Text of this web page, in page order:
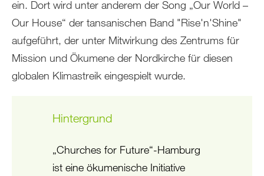
ein. Dort wird unter anderem der Song „Our World –
Our House“ der tansanischen Band "Rise'n'Shine"
aufgeführt, der unter Mitwirkung des Zentrums für
Mission und Ökumene der Nordkirche für diesen
globalen Klimastreik eingespielt wurde.
Hintergrund
„Churches for Future“-Hamburg
ist eine ökumenische Initiative